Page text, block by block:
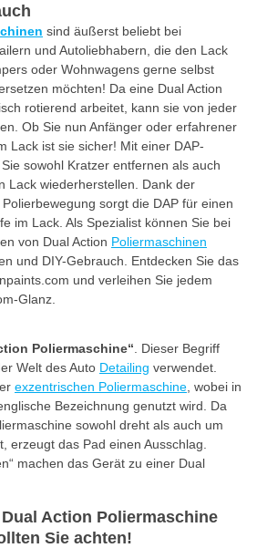
sind äußerst beliebt bei
und Autoliebhabern, die den Lack
oder Wohnwagens gerne selbst
möchten! Da eine Dual Action
rotierend arbeitet, kann sie von jeder
Ob Sie nun Anfänger oder erfahrener
Lack ist sie sicher! Mit einer DAP-
sowohl Kratzer entfernen als auch
Lack wiederherstellen. Dank der
sorgt die DAP für einen
im Lack. Als Spezialist können Sie bei
von Dual Action Poliermaschinen
und DIY-Gebrauch. Entdecken Sie das
und verleihen Sie jedem
Glanz.
Poliermaschine“ . Dieser Begriff
Welt des Auto Detailing verwendet.
exzentrischen Poliermaschine , wobei in
Bezeichnung genutzt wird. Da
sowohl dreht als auch um
erzeugt das Pad einen Ausschlag.
machen das Gerät zu einer Dual
Action Poliermaschine
Sie achten!